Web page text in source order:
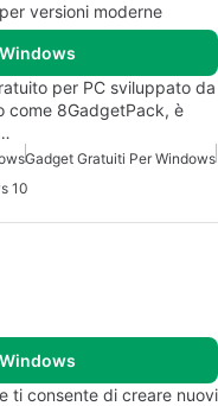
versioni moderne
per PC sviluppato da
come 8GadgetPack, è
Gadget Gratuiti Per Windows
10
ti consente di creare nuovi